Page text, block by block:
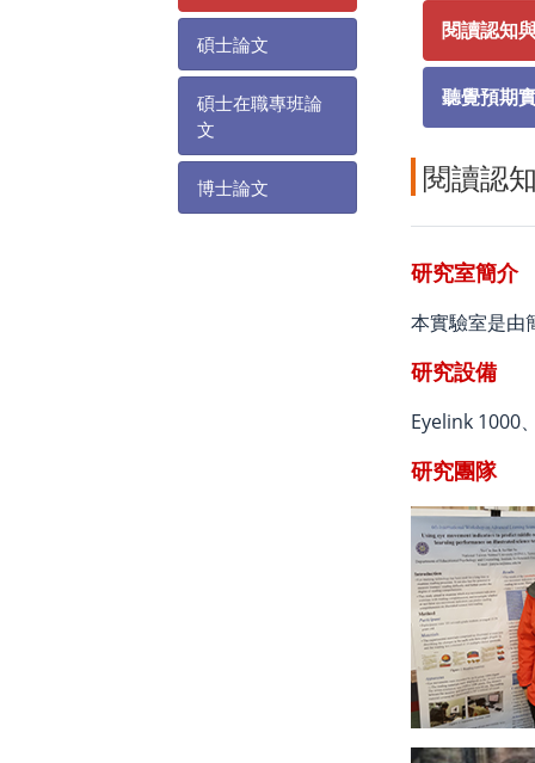
碩士論文
碩士在職專班論
文
博士論文
閱讀認知
聽覺預期
閱讀認
研究室簡介
本實驗室是由
研究設備
Eyelink 1000
研究團隊